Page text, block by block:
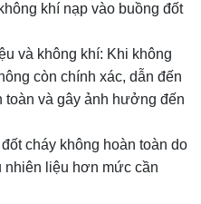
khí nạp vào buồng đốt
và không khí: Khi không
còn chính xác, dẫn đến
toàn và gây ảnh hưởng đến
cháy không hoàn toàn do
nhiên liệu hơn mức cần